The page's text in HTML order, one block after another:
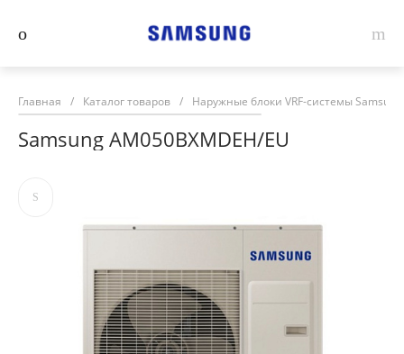
Главная / Каталог товаров / Наружные блоки VRF-системы Samsung
Samsung AM050BXMDEH/EU